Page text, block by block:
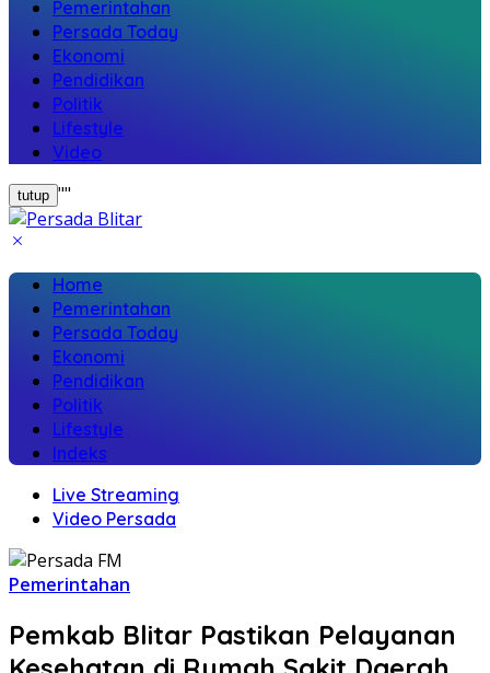
Pemerintahan
Persada Today
Ekonomi
Pendidikan
Politik
Lifestyle
Video
tutup ""
Home
Pemerintahan
Persada Today
Ekonomi
Pendidikan
Politik
Lifestyle
Indeks
Live Streaming
Video Persada
Pemerintahan
Pemkab Blitar Pastikan Pelayanan